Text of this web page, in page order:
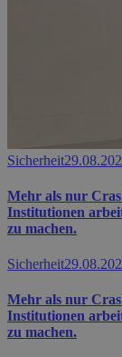
Sicherheit
Mehr als nur
Institutionen
zu machen.
Sicherheit
Mehr als nur
Institutionen
zu machen.